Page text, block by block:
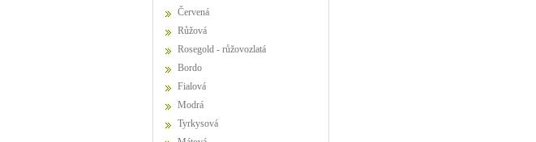
Červená
Růžová
Rosegold - růžovozlatá
Bordo
Fialová
Modrá
Tyrkysová